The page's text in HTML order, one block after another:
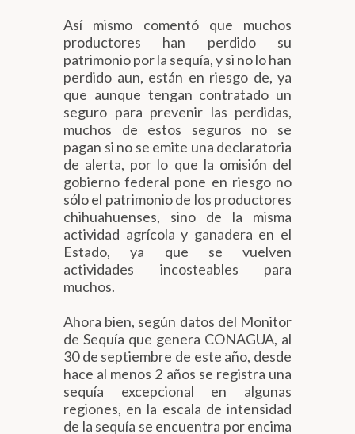
Así mismo comentó que muchos
productores han perdido su
patrimonio por la sequía, y si no lo han
perdido aun, están en riesgo de, ya
que aunque tengan contratado un
seguro para prevenir las perdidas,
muchos de estos seguros no se
pagan si no se emite una declaratoria
de alerta, por lo que la omisión del
gobierno federal pone en riesgo no
sólo el patrimonio de los productores
chihuahuenses, sino de la misma
actividad agrícola y ganadera en el
Estado, ya que se vuelven
actividades incosteables para
muchos.
Ahora bien, según datos del Monitor
de Sequía que genera CONAGUA, al
30 de septiembre de este año, desde
hace al menos 2 años se registra una
sequía excepcional en algunas
regiones, en la escala de intensidad
de la sequía se encuentra por encima